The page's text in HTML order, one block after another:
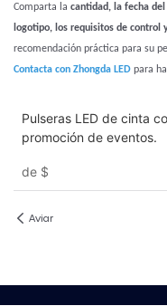
Comparta la cantidad, la fecha
logotipo, los requisitos de control
recomendación práctica para su
Contacta con Zhongda LED para
Pulseras LED de cinta
promoción de eventos.
de $
Aviar